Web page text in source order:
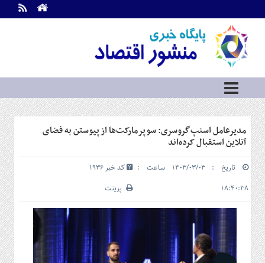
اطلاعات
تماس
ما
درباره
ما
سرویس
ها
خانه
سرمایه
و
بورس
و
شهری
مدیرعامل اسنپ‌گروسری: سوپرمارکت‌ها از پیوستن به فضای
آنلاین استقبال کرده‌اند
تاریخ : ۱۴۰۳/۰۳/۰۳ ساعت :
۱۸:۴۰:۳۸
کد خبر 1936
پرینت